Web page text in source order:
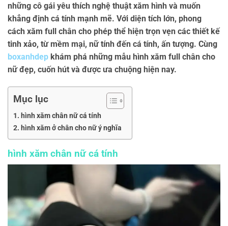
những cô gái yêu thích nghệ thuật xăm hình và muốn
khẳng định cá tính mạnh mẽ. Với diện tích lớn, phong
cách xăm full chân cho phép thể hiện trọn vẹn các thiết kế
tinh xảo, từ mềm mại, nữ tính đến cá tính, ấn tượng. Cùng
boxanhdep khám phá những mẫu hình xăm full chân cho
nữ đẹp, cuốn hút và được ưa chuộng hiện nay.
Mục lục
hình xăm chân nữ cá tính
hình xăm ở chân cho nữ ý nghĩa
hình xăm chân nữ cá tính